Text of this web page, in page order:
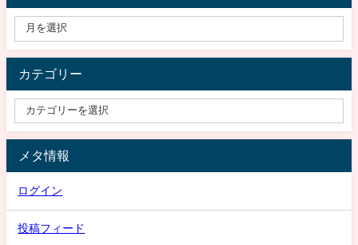
カテゴリー
メタ情報
ログイン
投稿フィード